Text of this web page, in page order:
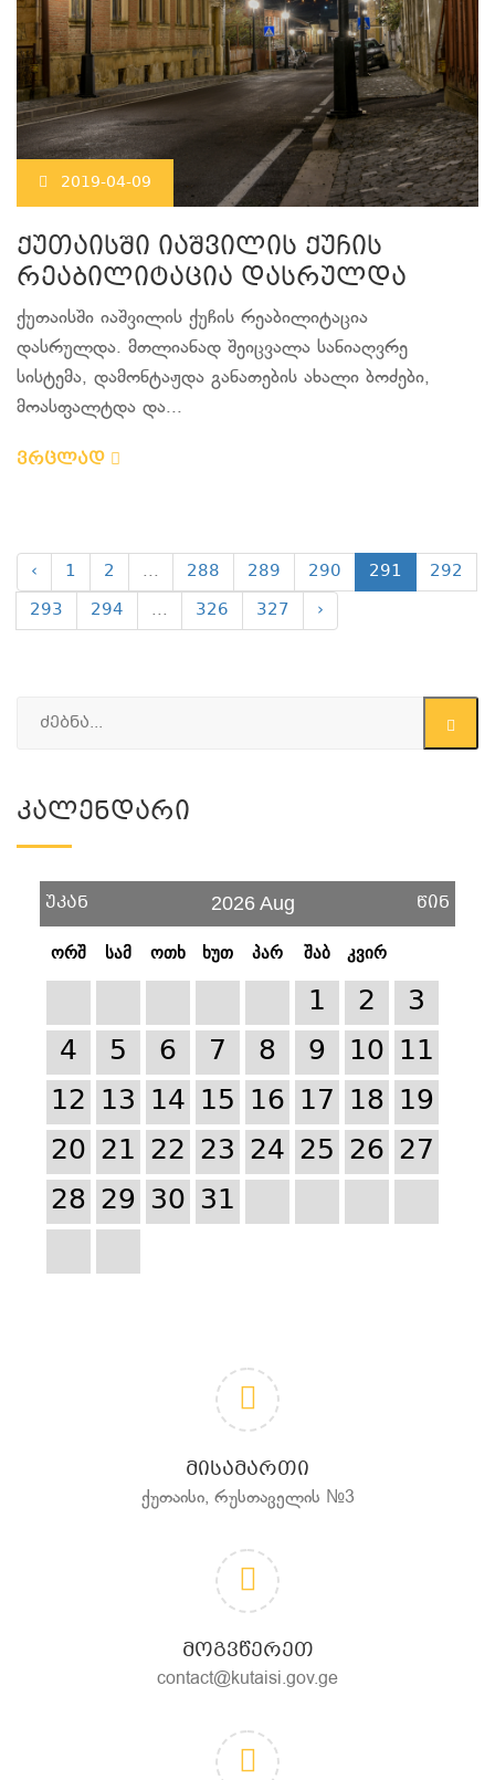
2019-04-09
ქუთაისში იაშვილის ქუჩის
რეაბილიტაცია დასრულდა
ქუთაისში იაშვილის ქუჩის რეაბილიტაცია
დასრულდა. მთლიანად შეიცვალა სანიაღვრე
სისტემა, დამონტაჟდა განათების ახალი ბოძები,
მოასფალტდა და...
ვრცლად
‹ 1 2 ... 288 289 290 291
292
293
294 ... 326 327 ›
Კალენდარი
უკან 2026 Aug წინ
ორშ სამ ოთხ ხუთ პარ შაბ კვირ
1 2
3
4
5 6 7 8 9 10 11
12 13 14 15 16 17 18 19
20 21 22 23 24 25 26 27
28 29 30 31
ᲛᲘᲡᲐᲛᲐᲠᲗᲘ
ქუთაისი, რუსთაველის №3
ᲛᲝᲒᲕᲬᲔᲠᲔᲗ
contact@kutaisi.gov.ge